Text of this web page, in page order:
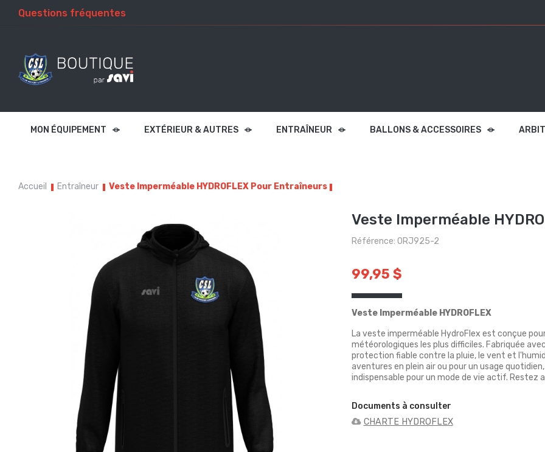
Questions fréquentes
MON ÉQUIPEMENT EXTÉRIEUR & AUTRES ENTRAÎNEUR BALLONS & ACCESSOIRES
Accueil Entraîneur Veste Imperméable HYDROFLEX Pour Entraîneurs
Veste Imperméable
Référence: ORJ925-2
99,95 $
Veste Imperméable HYDROFLEX
La veste imperméable HydroFlex est conçue
météorologiques les plus difficiles. Fabriquée
protection fiable contre la pluie, le vent et
aventures en plein air ou pour un usage
indispensable pour un mode de vie actif. Restez
Documents à consulter
CHARTE HYDROFLEX